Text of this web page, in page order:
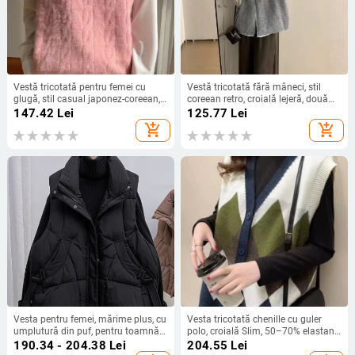
Vestă tricotată pentru femei cu
glugă, stil casual japonez-coreean,
lungime normală 50–65 cm,
147.42 Lei
add_shopping_cart
Vestă tricotată fără mâneci, stil
coreean retro, croială lejeră, două
nasturi, lână de alpaca, pentru
125.77 Lei
add_shopping_cart
Vesta pentru femei, mărime plus, cu
umplutură din puf, pentru toamnă-
iarna, stil coreean
190.34 - 204.38 Lei
Vesta tricotată chenille cu guler
polo, croială Slim, 50–70% elastan,
primăvara 2025
204.55 Lei